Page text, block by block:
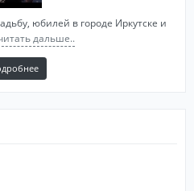
юбилей в городе Иркутске и
дальше..